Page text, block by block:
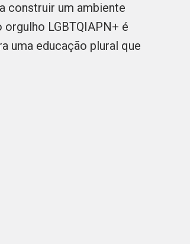
construir um ambiente
LGBTQIAPN+ é
uma educação plural que